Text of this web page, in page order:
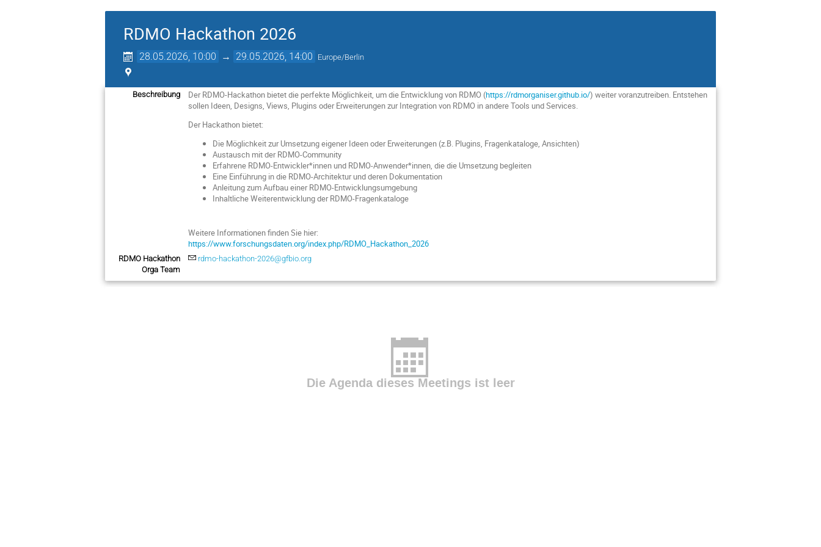
RDMO Hackathon 2026
28.05.2026, 10:00 → 29.05.2026, 14:00 Europe/Berlin
Beschreibung Der RDMO-Hackathon bietet die perfekte Möglichkeit, um die Entwicklung von RDMO (https://rdmorganiser.github.io/) weiter voranzutreiben. Entstehen
sollen Ideen, Designs, Views, Plugins oder Erweiterungen zur Integration von RDMO in andere Tools und Services.
Der Hackathon bietet:
Die Möglichkeit zur Umsetzung eigener Ideen oder Erweiterungen (z.B. Plugins, Fragenkataloge, Ansichten)
Austausch mit der RDMO-Community
Erfahrene RDMO-Entwickler*innen und RDMO-Anwender*innen, die die Umsetzung begleiten
Eine Einführung in die RDMO-Architektur und deren Dokumentation
Anleitung zum Aufbau einer RDMO-Entwicklungsumgebung
Inhaltliche Weiterentwicklung der RDMO-Fragenkataloge
Weitere Informationen finden Sie hier:
https://www.forschungsdaten.org/index.php/RDMO_Hackathon_2026
RDMO Hackathon
Orga Team
rdmo-hackathon-2026@gfbio.org
Die Agenda dieses Meetings ist leer